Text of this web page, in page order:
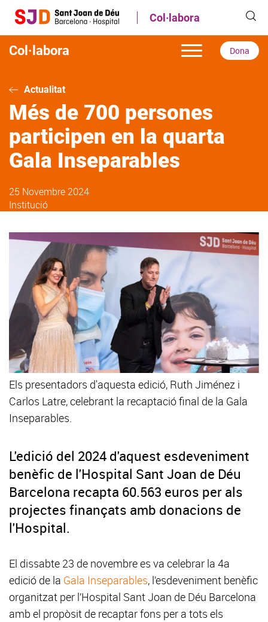
contingut
Col·labora
Col·labora Dona
Actualitat
Més de 700 persones
participen en la quarta
Gala Inseparables
25 Novembre 2024
Institució
Els presentadors d'aquesta edició, Ruth Jiménez i
Carlos Latre, celebrant la recaptació final de la Gala
Inseparables.
L'edició del 2024 d'aquest esdeveniment
benèfic de l'Hospital Sant Joan de Déu
Barcelona recapta 60.563 euros per als
projectes finançats amb donacions de
l'Hospital.
El dissabte 23 de novembre es va celebrar la 4a
edició de la Gala Inseparables, l’esdeveniment benèfic
organitzat per l’Hospital Sant Joan de Déu Barcelona
amb el propòsit de recaptar fons per a tots els